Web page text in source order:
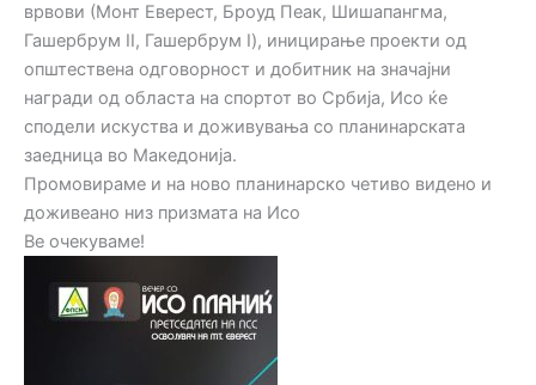
врвови (Монт Еверест, Броуд Пеак, Шишапангма,
Гашербрум II, Гашербрум I), иницирање проекти од
општествена одговорност и добитник на значајни
награди од областа на спортот во Србија, Исо ќе
сподели искуства и доживувања со планинарската
заедница во Македонија.
Промовираме и на ново планинарско четиво видено и
доживеано низ призмата на Исо
Ве очекуваме!